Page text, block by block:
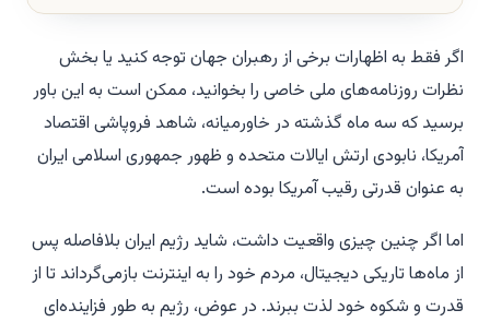
اگر فقط به اظهارات برخی از رهبران جهان توجه کنید یا بخش
نظرات روزنامه‌های ملی خاصی را بخوانید، ممکن است به این باور
برسید که سه ماه گذشته در خاورمیانه، شاهد فروپاشی اقتصاد
آمریکا، نابودی ارتش ایالات متحده و ظهور جمهوری اسلامی ایران
به عنوان قدرتی رقیب آمریکا بوده است.
اما اگر چنین چیزی واقعیت داشت، شاید رژیم ایران بلافاصله پس
از ماه‌ها تاریکی دیجیتال، مردم خود را به اینترنت بازمی‌گرداند تا از
قدرت و شکوه خود لذت ببرند. در عوض، رژیم به طور فزاینده‌ای